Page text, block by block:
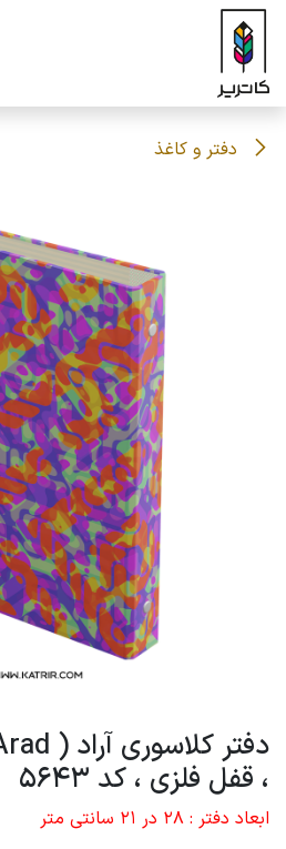
صرف نظر و مشاهده محتوا
دفتر و کاغذ
، قفل فلزی ، کد 5643
ابعاد دفتر : 28 در 21 سانتی متر